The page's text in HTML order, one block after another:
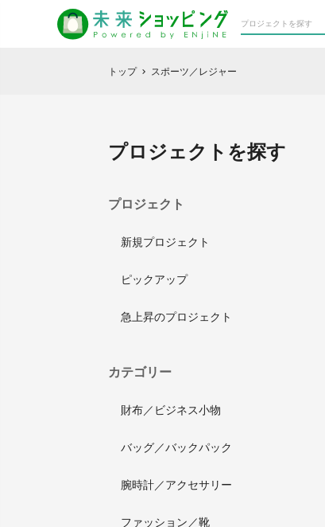
トップ chevron_right スポーツ／レジャー
プロジェクトを探す
プロジェクト
新規プロジェクト
ピックアップ
急上昇のプロジェクト
カテゴリー
財布／ビジネス小物
バッグ／バックパック
腕時計／アクセサリー
ファッション／靴